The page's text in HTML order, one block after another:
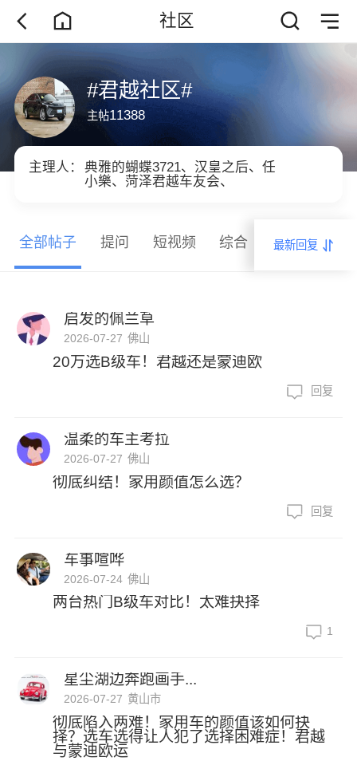
社区
#君越社区#
主帖11388
主理人： 典雅的蝴蝶3721、 汉皇之后、任
小樂、菏泽君越车友会、
全部帖子 提问 短视频 综合 保养 试车
最新回复
启发的佩兰草
2026-07-27 佛山
20万选B级车！君越还是蒙迪欧
回复
温柔的车主考拉
2026-07-27 佛山
彻底纠结！家用颜值怎么选？
回复
车事喧哗
2026-07-24 佛山
两台热门B级车对比！太难抉择
1
星尘湖边奔跑画手...
2026-07-27 黄山市
彻底陷入两难！家用车的颜值该如何抉
择？选车选得让人犯了选择困难症！君越
与蒙迪欧运